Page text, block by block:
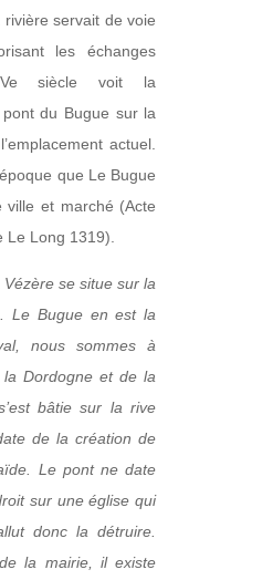
rivière servait de voie
les échanges
siècle voit la
du Bugue sur la
actuel.
que Le Bugue
et marché (Acte
Le Long 1319).
se situe sur la
Le Bugue en est la
nous sommes à
Dordogne et de la
bâtie sur la rive
de la création de
Le pont ne date
sur une église qui
donc la détruire.
la mairie, il existe